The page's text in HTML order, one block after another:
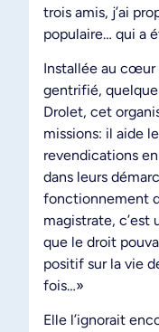
trois amis, j’ai
populaire… qui a
Installée au cœur
gentrifié, quelque
Drolet, cet
missions: il aide
revendications
dans leurs
fonctionnement
magistrate, c’est
que le droit
positif sur la vie
fois…»
Elle l’ignorait